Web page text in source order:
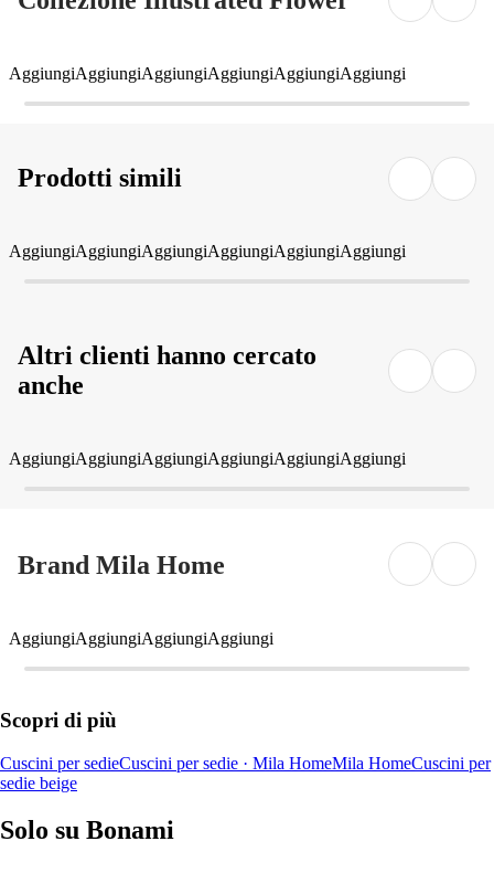
AggiungiAggiungiAggiungiAggiungiAggiungiAggiungi
Prodotti simili
AggiungiAggiungiAggiungiAggiungiAggiungiAggiungi
Altri clienti hanno cercato
anche
AggiungiAggiungiAggiungiAggiungiAggiungiAggiungi
Brand Mila Home
AggiungiAggiungiAggiungiAggiungi
Scopri di più
Cuscini per sedieCuscini per sedie · Mila HomeMila HomeCuscini per
sedie beige
Solo su Bonami